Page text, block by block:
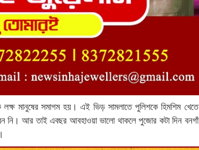
মানুষের সমাগম হয়। এই ভিড় সামলাতে পুলিশকে হিমশিম খেতে
নি। আর তাই এবছর আবহাওয়া ভালো থাকলে পুজোর কটা দিন বনগাঁ